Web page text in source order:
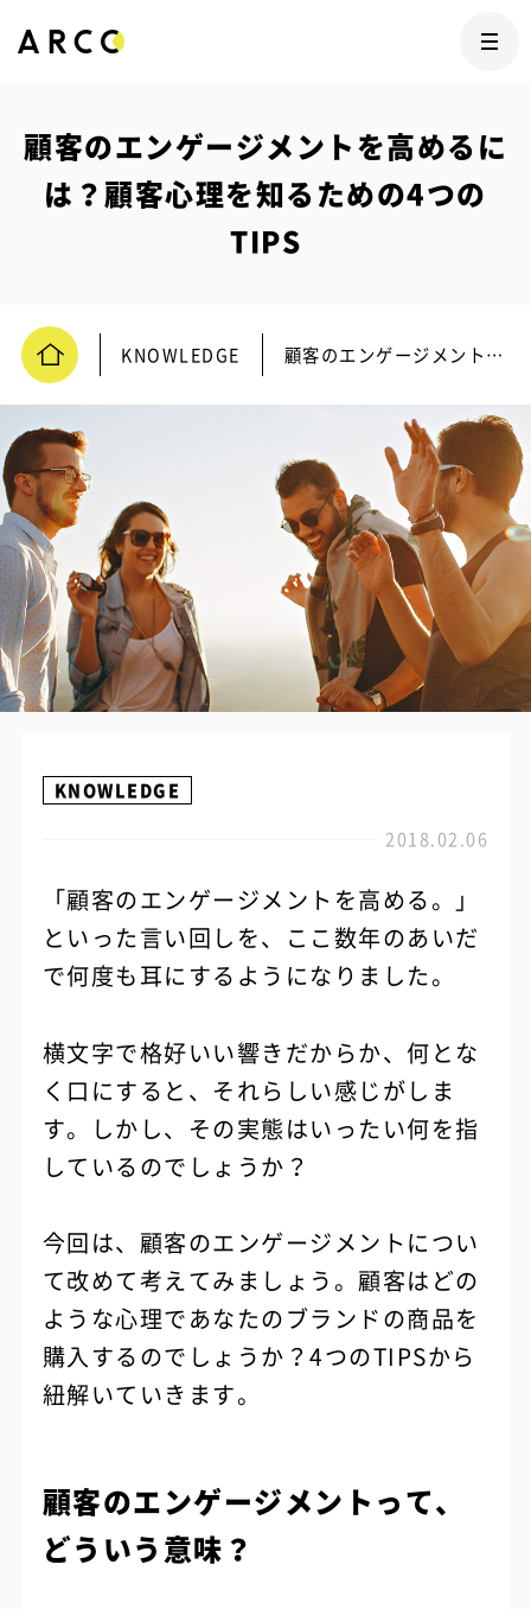
顧客のエンゲージメントを高めるに
は？顧客心理を知るための4つの
TIPS
KNOWLEDGE 顧客のエンゲージメントを高めるには？顧客心理を知るための4つのTIPS
KNOWLEDGE
2018.02.06
「顧客のエンゲージメントを高める。」
といった言い回しを、ここ数年のあいだ
で何度も耳にするようになりました。
横文字で格好いい響きだからか、何とな
く口にすると、それらしい感じがしま
す。しかし、その実態はいったい何を指
しているのでしょうか？
今回は、顧客のエンゲージメントについ
て改めて考えてみましょう。顧客はどの
ような心理であなたのブランドの商品を
購入するのでしょうか？4つのTIPSから
紐解いていきます。
顧客のエンゲージメントって、
どういう意味？